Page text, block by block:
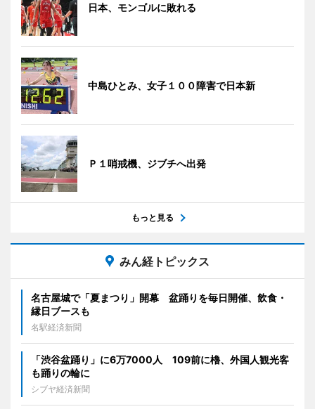
日本、モンゴルに敗れる
中島ひとみ、女子１００障害で日本新
Ｐ１哨戒機、ジブチへ出発
もっと見る
みん経トピックス
名古屋城で「夏まつり」開幕 盆踊りを毎日開催、飲食・
縁日ブースも
名駅経済新聞
「渋谷盆踊り」に6万7000人 109前に櫓、外国人観光客
も踊りの輪に
シブヤ経済新聞